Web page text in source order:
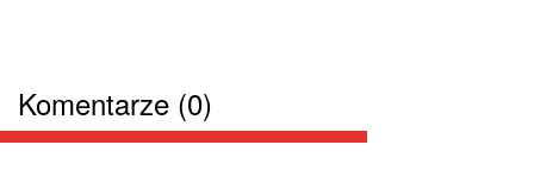
Komentarze (0)